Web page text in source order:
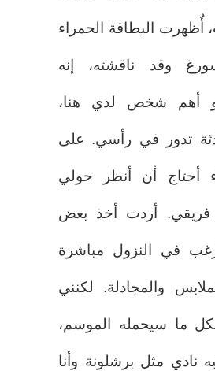
أُظهرت البطاقة الحمراء
وقد ناقشته، إنه
أهم شخص لدي هنا،
تدور في رأسي. على
أحتاج أن أنظر حولي
فريقي. أردت أخذ بعض
في النزول مباشرة
والمجادلة. لكنني
ما سيحمله الموسم،
نادي مثل برشلونة وأنا